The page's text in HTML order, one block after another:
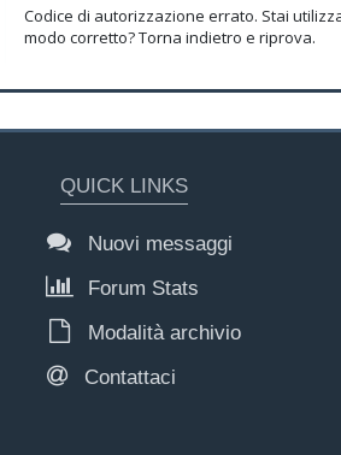
Codice di autorizzazione errato. Stai
modo corretto? Torna indietro e riprova.
QUICK LINKS
Nuovi messaggi
Forum Stats
Modalità archivio
Contattaci